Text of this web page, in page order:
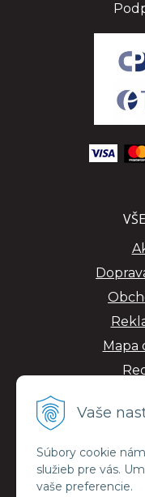
Vaše
Súbory cookie
služieb pre vás.
vaše preferencie.
Mapa